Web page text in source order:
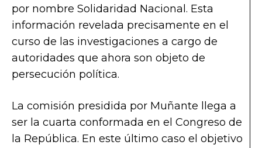
por nombre Solidaridad Nacional. Esta
información revelada precisamente en el
curso de las investigaciones a cargo de
autoridades que ahora son objeto de
persecución política.
La comisión presidida por Muñante llega a
ser la cuarta conformada en el Congreso de
la República. En este último caso el objetivo